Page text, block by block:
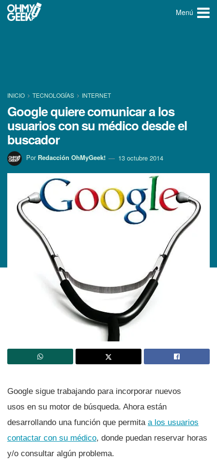
Menú
INICIO TECNOLOGÍ­AS INTERNET
Google quiere comunicar a los
usuarios con su médico desde el
buscador
Por Redacción OhMyGeek! 13 octubre 2014
Google sigue trabajando para incorporar nuevos
usos en su motor de búsqueda. Ahora están
desarrollando una función que permita a los usuarios
contactar con su médico, donde puedan reservar horas
y/o consultar algún problema.